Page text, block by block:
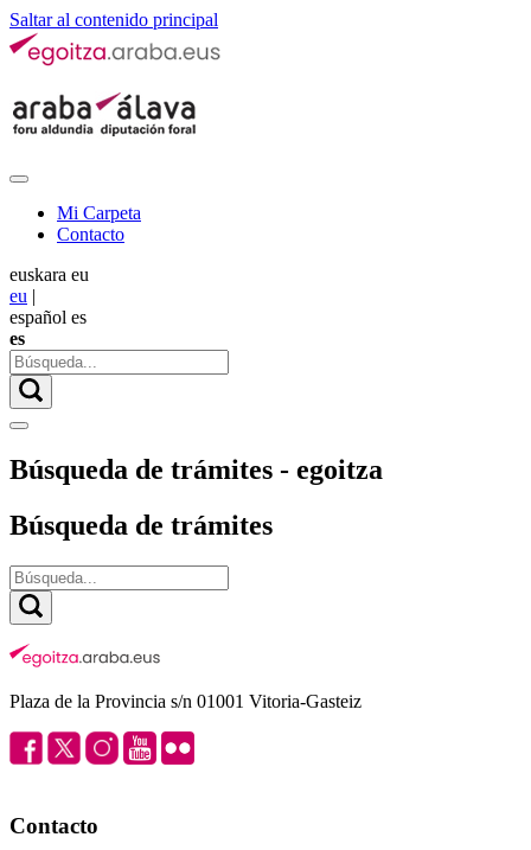
Saltar al contenido principal
Mi Carpeta
Contacto
euskara eu
eu |
español es
es
Búsqueda de trámites - egoitza
Búsqueda de trámites
Plaza de la Provincia s/n 01001 Vitoria-Gasteiz
Contacto